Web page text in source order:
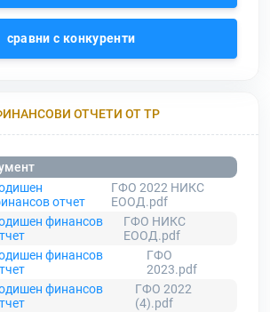
сравни с конкуренти
ОТЧЕТИ ОТ ТР
отчет
ГФО 2022 НИКС
ЕООД.pdf
финансов
ГФО НИКС
ЕООД.pdf
финансов
ГФО
2023.pdf
финансов
ГФО 2022
(4).pdf